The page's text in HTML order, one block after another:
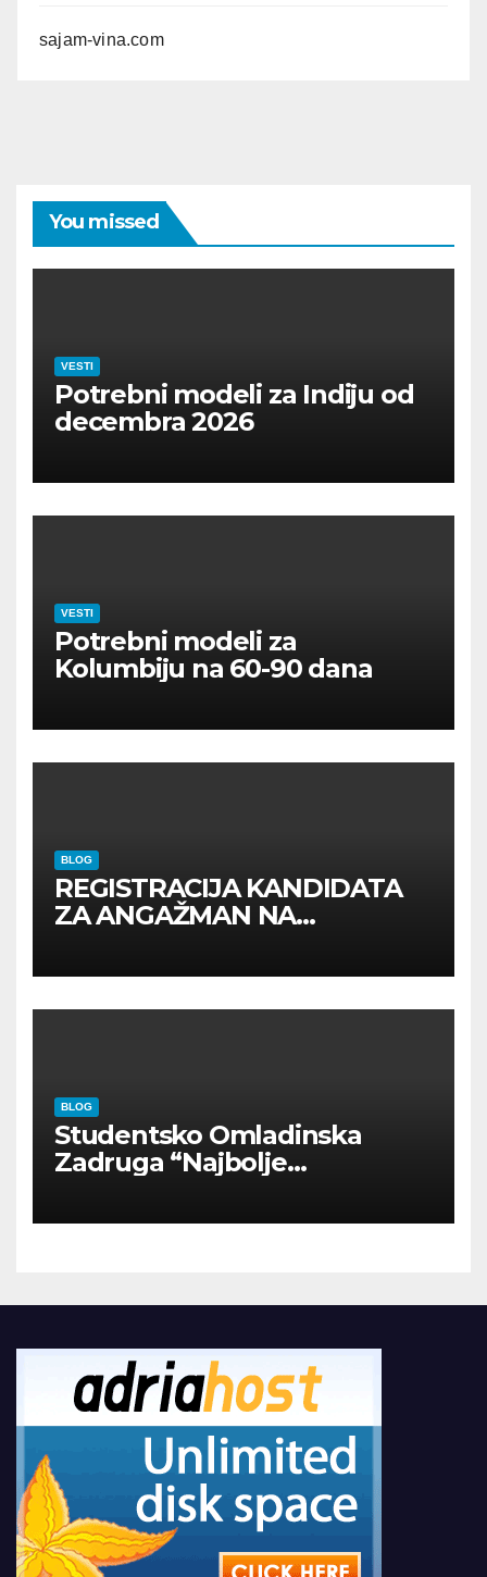
sajam-vina.com
You missed
VESTI
Potrebni modeli za Indiju od
decembra 2026
VESTI
Potrebni modeli za
Kolumbiju na 60-90 dana
BLOG
REGISTRACIJA KANDIDATA
ZA ANGAŽMAN NA
BLOG
Studentsko Omladinska
Zadruga “Najbolje